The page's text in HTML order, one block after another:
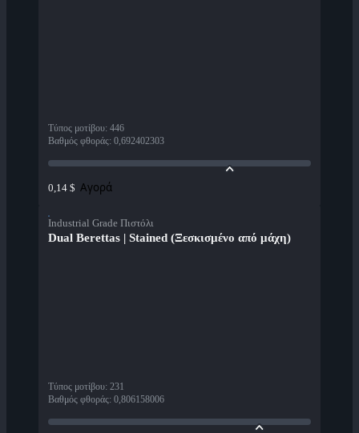
Τύπος μοτίβου: 446
Βαθμός φθοράς: 0,692402303
0,14 $ Αγορά
Industrial Grade Πιστόλι
Dual Berettas | Stained (Ξεσκισμένο από μάχη)
Τύπος μοτίβου: 231
Βαθμός φθοράς: 0,806158006